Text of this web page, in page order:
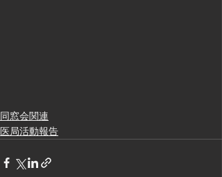
同窓会関連
医局活動報告